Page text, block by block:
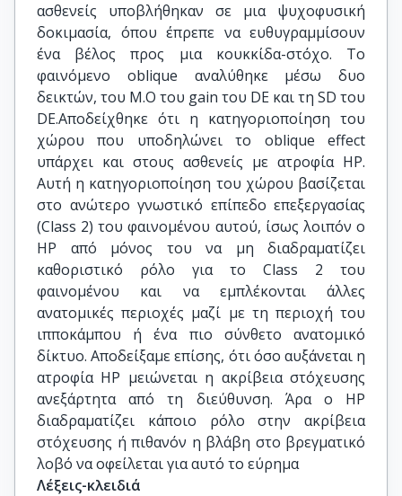
ασθενείς υποβλήθηκαν σε μια ψυχοφυσική
δοκιμασία, όπου έπρεπε να ευθυγραμμίσουν
ένα βέλος προς μια κουκκίδα-στόχο. Το
φαινόμενο oblique αναλύθηκε μέσω δυο
δεικτών, του Μ.Ο του gain του DE και τη SD του
DE.Αποδείχθηκε ότι η κατηγοριοποίηση του
χώρου που υποδηλώνει το oblique effect
υπάρχει και στους ασθενείς με ατροφία HP.
Αυτή η κατηγοριοποίηση του χώρου βασίζεται
στο ανώτερο γνωστικό επίπεδο επεξεργασίας
(Class 2) του φαινομένου αυτού, ίσως λοιπόν ο
HP από μόνος του να μη διαδραματίζει
καθοριστικό ρόλο για το Class 2 του
φαινομένου και να εμπλέκονται άλλες
ανατομικές περιοχές μαζί με τη περιοχή του
ιπποκάμπου ή ένα πιο σύνθετο ανατομικό
δίκτυο. Αποδείξαμε επίσης, ότι όσο αυξάνεται η
ατροφία HP μειώνεται η ακρίβεια στόχευσης
ανεξάρτητα από τη διεύθυνση. Άρα ο HP
διαδραματίζει κάποιο ρόλο στην ακρίβεια
στόχευσης ή πιθανόν η βλάβη στο βρεγματικό
λοβό να οφείλεται για αυτό το εύρημα
Λέξεις-κλειδιά